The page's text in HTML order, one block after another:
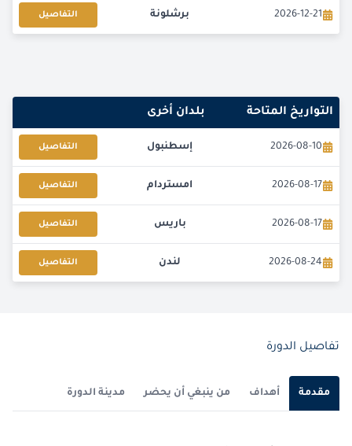
2026-12-21 برشلونة التفاصيل
التواريخ المتاحة بلدان أخرى
2026-08-10 إسطنبول التفاصيل
2026-08-17 امستردام التفاصيل
2026-08-17 باريس التفاصيل
2026-08-24 لندن التفاصيل
2026-09-07
2026-09-14
تفاصيل الدورة
مقدمة أهداف من ينبغي أن يحضر مدينة الدورة